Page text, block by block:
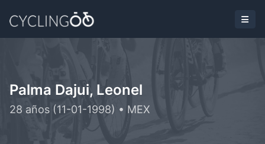
Palma Dajui, Leonel
28 años (11-01-1998) • MEX